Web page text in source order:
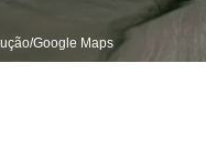
Google Maps